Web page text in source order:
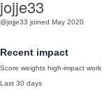
jojje33
@jojje33 joined May 2020
Recent impact
Score weights high-impact
Last 30 days